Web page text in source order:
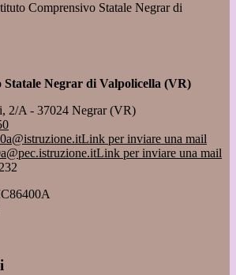
Comprensivo Statale Negrar di
Negrar di Valpolicella (VR)
2/A - 37024 Negrar (VR)
Link per inviare una mail
Link per inviare una mail